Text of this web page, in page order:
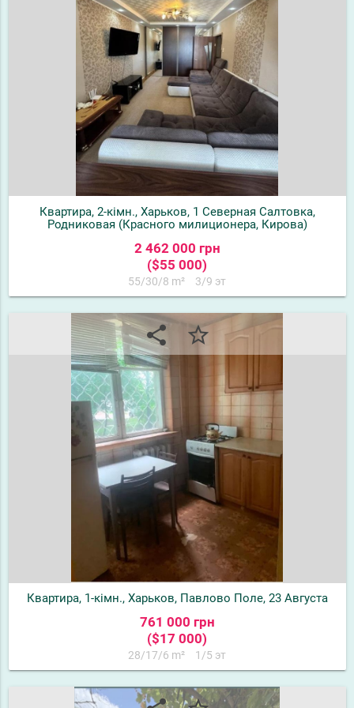
Квартира, 2-кімн., Харьков, 1 Северная Салтовка,
Родниковая (Красного милиционера, Кирова)
2 462 000 грн
($55 000)
55/30/8 m² 3/9 эт
share star_border
Квартира, 1-кімн., Харьков, Павлово Поле, 23 Августа
761 000 грн
($17 000)
28/17/6 m² 1/5 эт